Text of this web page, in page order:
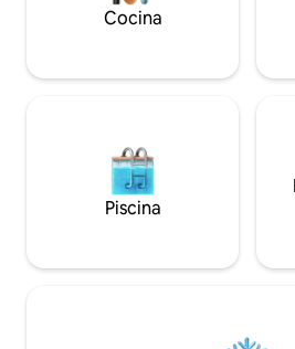
Cocina
Piscina